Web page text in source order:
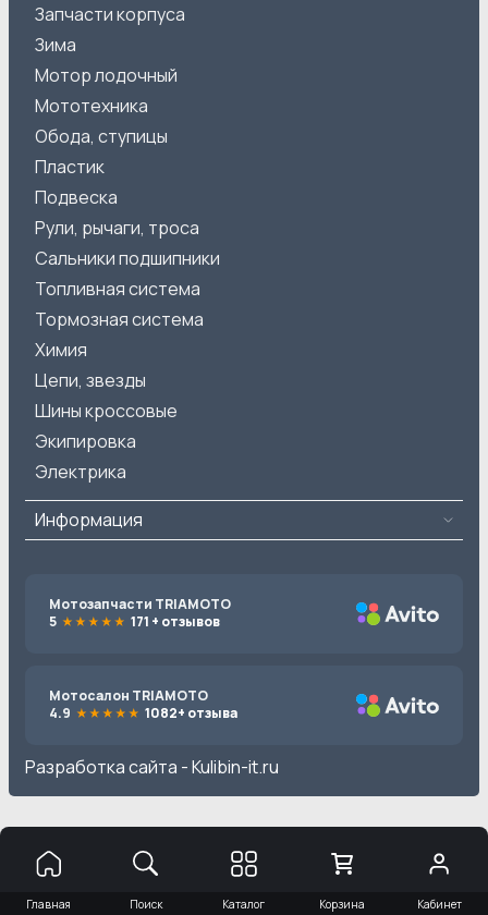
Запчасти корпуса
Зима
Мотор лодочный
Мототехника
Обода, ступицы
Пластик
Подвеска
Рули, рычаги, троса
Сальники подшипники
Топливная система
Тормозная система
Химия
Цепи, звезды
Шины кроссовые
Экипировка
Электрика
Информация
Мотозапчасти TRIAMOTO
5
171 + отзывов
Мотосалон TRIAMOTO
4.9
1082+ отзыва
Разработка сайта -Kulibin-it.ru
Главная Поиск Каталог Корзина Кабинет